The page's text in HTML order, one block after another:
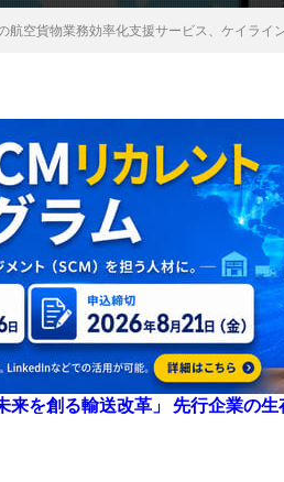
航空貨物業務効率化支援サービス、ケイライ
来を創る輸送改革」 先行企業の